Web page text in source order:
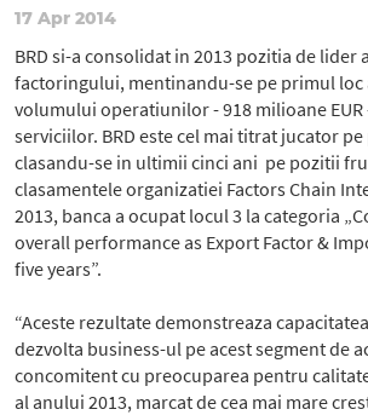
17 Apr 2014
BRD si-a consolidat in 2013 pozitia de lider
factoringului, mentinandu-se pe primul loc
volumului operatiunilor - 918 milioane EUR
serviciilor. BRD este cel mai titrat jucator
clasandu-se in ultimii cinci ani pe pozitii
clasamentele organizatiei Factors Chain
2013, banca a ocupat locul 3 la categoria
overall performance as Export Factor &
five years”.
“Aceste rezultate demonstreaza
dezvolta business-ul pe acest segment de
concomitent cu preocuparea pentru
al anului 2013, marcat de cea mai mare